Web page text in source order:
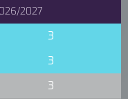
2027
3
3
3